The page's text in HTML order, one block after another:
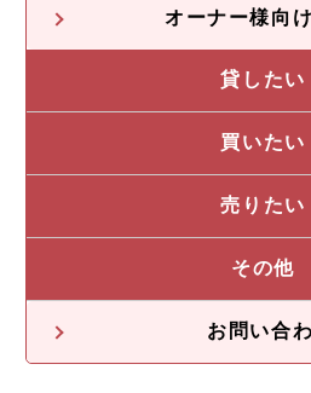
オーナー様向
貸したい
選ばれる5つ
管理システ
買いたい
私たちの5つ
収益物件一
不動産投資の
売りたい
売却に強い5つ
不動産無料
その他
オーナー様
お問い合